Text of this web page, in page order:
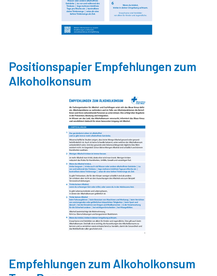
Positionspapier Empfehlungen zum
Alkoholkonsum
Empfehlungen zum Alkoholkonsum